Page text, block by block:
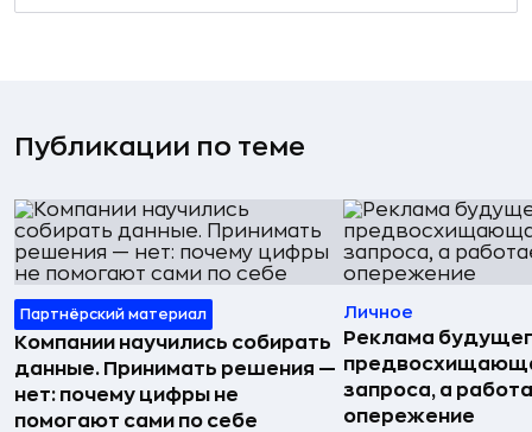
Публикации по теме
Партнёрский материал
Компании научились собирать
данные. Принимать решения —
нет: почему цифры не
помогают сами по себе
Личное
Реклама
запроса, а
опережение